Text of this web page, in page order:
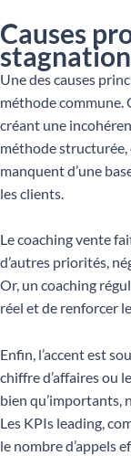
Causes
stagnation
Une des causes
méthode commune.
créant une
méthode structurée,
manquent d’une
les clients.
Le coaching vente
d’autres priorités,
Or, un coaching
réel et de renforcer
Enfin, l’accent est
chiffre d’affaires ou
bien qu’importants,
Les KPIs leading,
le nombre d’appels